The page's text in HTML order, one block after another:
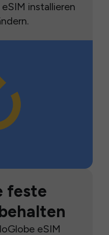
installieren
feste
eSIM